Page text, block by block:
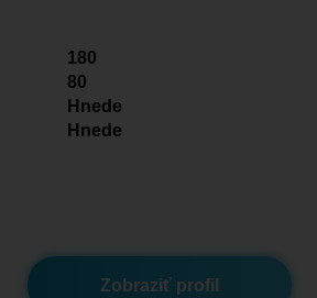
180
80
Hnede
Hnede
Zobraziť profil